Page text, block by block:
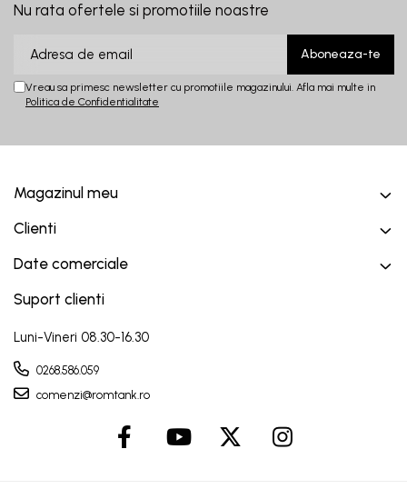
Nu rata ofertele si promotiile noastre
Vreau sa primesc newsletter cu promotiile magazinului. Afla mai multe in
Politica de Confidentialitate
Magazinul meu
Clienti
Date comerciale
Suport clienti
Luni-Vineri 08.30-16.30
0268.586.059
comenzi@romtank.ro